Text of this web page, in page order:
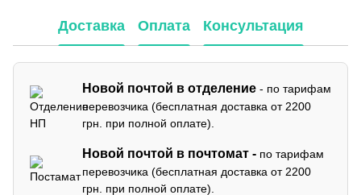
Доставка Оплата Консультация
Новой почтой в отделение - по тарифам
перевозчика (бесплатная доставка от 2200
грн. при полной оплате).
Новой почтой в почтомат - по тарифам
перевозчика (бесплатная доставка от 2200
грн. при полной оплате).